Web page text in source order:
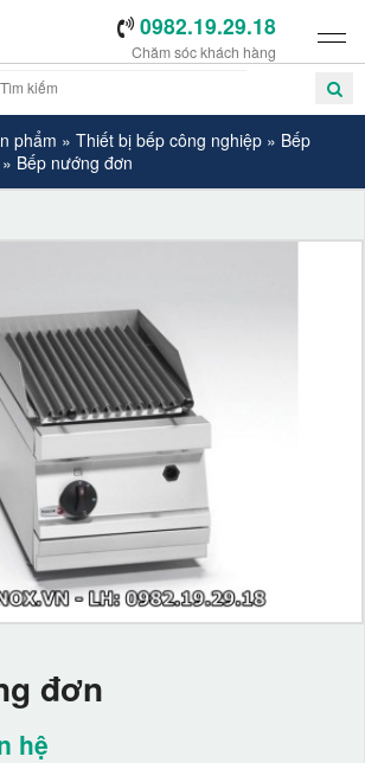
0982.19.29.18
Chăm sóc khách hàng
phẩm » Thiết bị bếp công nghiệp» Bếp
» Bếp nướng đơn
đơn
hệ